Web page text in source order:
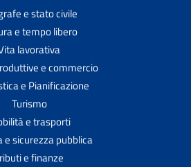
e stato civile
e tempo libero
lavorativa
e commercio
e Pianificazione
Turismo
e trasporti
e sicurezza pubblica
e finanze